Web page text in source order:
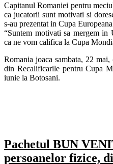
Capitanul Romaniei pentru
ca jucatorii sunt motivati si
s-au prezentat in Cupa
“Suntem motivati sa mergem in
ca ne vom califica la Cupa
Romania joaca sambata, 22
din Recalificarile pentru Cupa
iunie la Botosani.
Pachetul BUN
persoanelor fizice,